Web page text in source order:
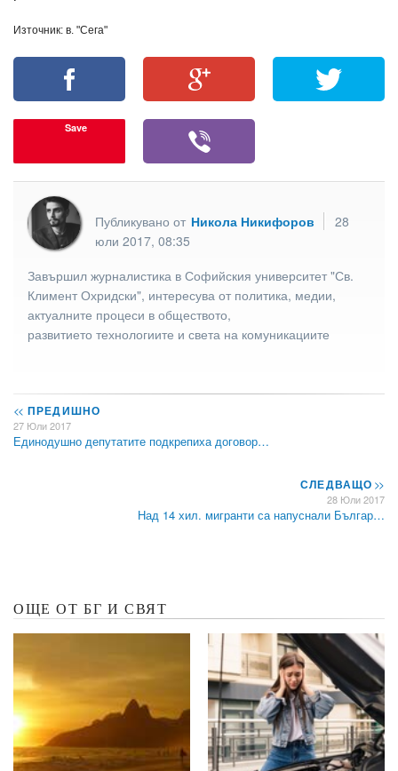
Източник: в. "Сега"
Save
Публикувано от Никола Никифоров
28
юли 2017, 08:35
Завършил журналистика в Софийския университет "Св.
Климент Охридски", интересува от политика, медии,
актуалните процеси в обществото,
развитието технологиите и света на комуникациите
<< ПРЕДИШНО
27 Юли 2017
Единодушно депутатите подкрепиха договор…
СЛЕДВАЩО>>
28 Юли 2017
Над 14 хил. мигранти са напуснали Българ…
ОЩЕ ОТ БГ И СВЯТ